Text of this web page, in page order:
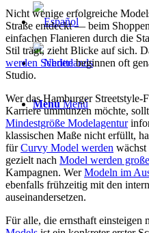
Menú Menú
Nicht wenige erfolgreiche
Straße entdeckt — beim
einfachen Flanieren durch die
Stil trägt, zieht Blicke auf sich.
werden Schrittebeginnen oft
Studio.
Wer das Hamburger Streetstyle-
Karriere ummünzen möchte,
Mindestgröße Modelagentur
klassischen Maße nicht erfüllt,
fürCurvy Model werden wächst
gezielt nach Model werden
Kampagnen. WerModeln im
ebenfalls frühzeitig mit den
auseinandersetzen.
Für alle, die ernsthaft einsteigen